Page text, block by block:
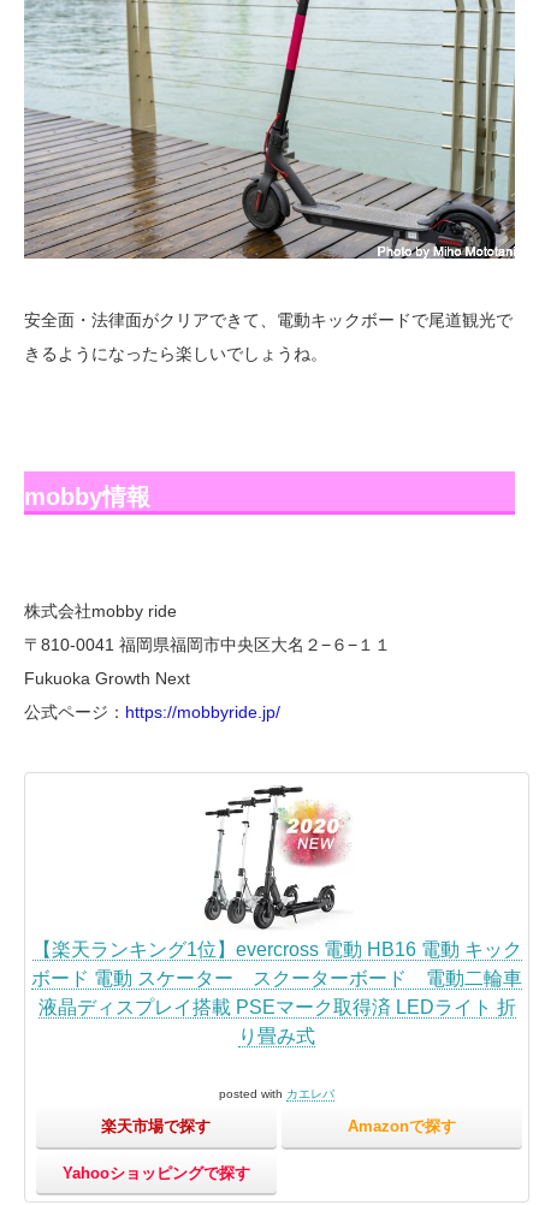
安全面・法律面がクリアできて、電動キックボードで尾道観光で
きるようになったら楽しいでしょうね。
mobby情報
株式会社mobby ride
〒810-0041 福岡県福岡市中央区大名２−６−１１
Fukuoka Growth Next
公式ページ： https://mobbyride.jp/
【楽天ランキング1位】evercross 電動 HB16 電動 キック
ボード 電動 スケーター スクーターボード 電動二輪車
液晶ディスプレイ搭載 PSEマーク取得済 LEDライト 折
り畳み式
posted with カエレバ
楽天市場で探す Amazonで探す
Yahooショッピングで探す